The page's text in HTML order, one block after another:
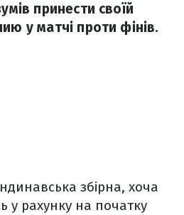
принести своїй
у матчі проти фінів.
збірна, хоча
у рахунку на початку